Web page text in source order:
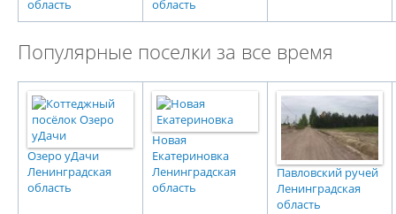
область
область
Популярные поселки за все время
Озеро уДачи
Ленинградская
область
Новая
Екатериновка
Ленинградская
область
Павловский ручей
Ленинградская
область